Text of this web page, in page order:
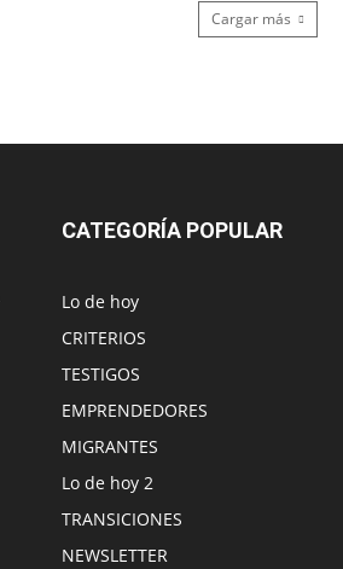
Cargar más
CATEGORÍA POPULAR
Lo de hoy
CRITERIOS
TESTIGOS
EMPRENDEDORES
MIGRANTES
Lo de hoy 2
TRANSICIONES
NEWSLETTER